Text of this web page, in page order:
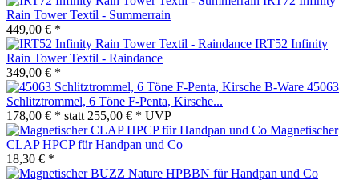
Rain Tower Textil - Summerrain
449,00 € *
IRT52 Infinity
Rain Tower Textil - Raindance
349,00 € *
45063
Schlitztrommel, 6 Töne F-Penta, Kirsche...
178,00 € * statt 255,00 € * UVP
Magnetischer
CLAP HPCP für Handpan und Co
18,30 € *